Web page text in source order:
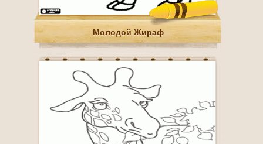
Молодой Жираф